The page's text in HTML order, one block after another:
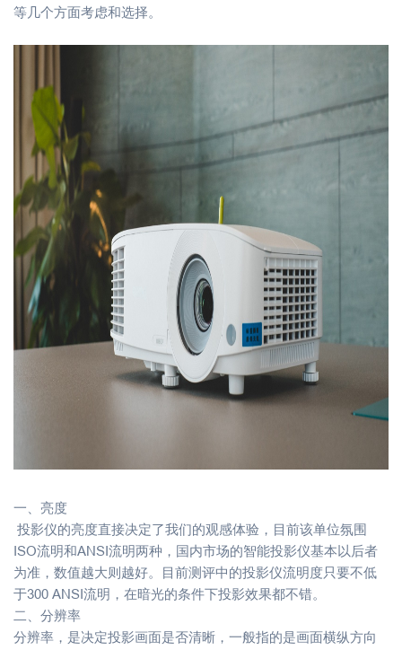
等几个方面考虑和选择。
一、亮度
投影仪的亮度直接决定了我们的观感体验，目前该单位氛围
ISO流明和ANSI流明两种，国内市场的智能投影仪基本以后者
为准，数值越大则越好。目前测评中的投影仪流明度只要不低
于300 ANSI流明，在暗光的条件下投影效果都不错。
二、分辨率
分辨率，是决定投影画面是否清晰，一般指的是画面横纵方向